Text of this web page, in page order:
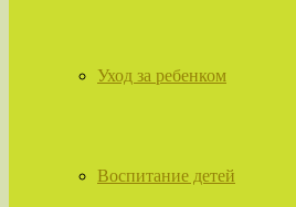
Уход за ребенком
Воспитание детей